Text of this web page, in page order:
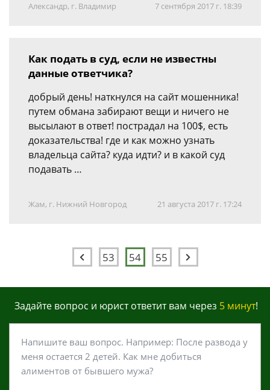
Александр, г. Владимир 7 сентября 2017 г. 18:39
Как подать в суд, если не известны
данные ответчика?
добрый день! наткнулся на сайт мошенника!
путем обмана забирают вещи и ничего не
высылают в ответ! пострадал на 100$, есть
доказательства! где и как можно узнать
владельца сайта? куда идти? и в какой суд
подавать …
Жам, г. Нижний Новгород 21 августа 2017 г. 17:24
53 54 55
Задайте вопрос и юрист ответит вам через 5 минут!